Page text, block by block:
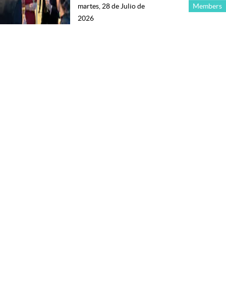
Members
martes, 28 de Julio de
2026